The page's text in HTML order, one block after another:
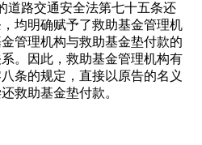
道路交通安全法第七十五条还
均明确赋予了救助基金管理机
管理机构与救助基金垫付款的
。因此，救助基金管理机构有
条的规定，直接以原告的名义
救助基金垫付款。